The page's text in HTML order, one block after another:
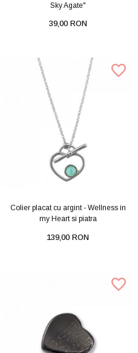
Sky Agate"
39,00 RON
Colier placat cu argint - Wellness in
my Heart si piatra
139,00 RON